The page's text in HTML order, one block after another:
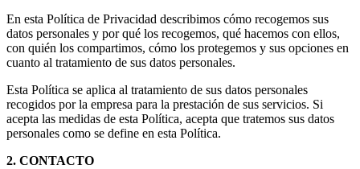
En esta Política de Privacidad describimos cómo recogemos sus
datos personales y por qué los recogemos, qué hacemos con ellos,
con quién los compartimos, cómo los protegemos y sus opciones en
cuanto al tratamiento de sus datos personales.
Esta Política se aplica al tratamiento de sus datos personales
recogidos por la empresa para la prestación de sus servicios. Si
acepta las medidas de esta Política, acepta que tratemos sus datos
personales como se define en esta Política.
2. CONTACTO